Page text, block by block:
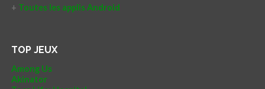
+ Toutes les applis Android
TOP JEUX
Among Us
Akinator